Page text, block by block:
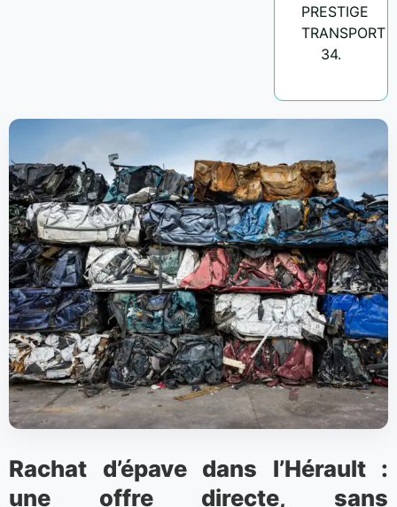
PRESTIGE
TRANSPORT
34.
Rachat d’épave dans l’Hérault :
une offre directe, sans